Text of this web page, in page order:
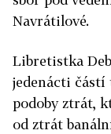
Navrátilové.
Libretistka
jedenácti částí
podoby ztrát,
od ztrát